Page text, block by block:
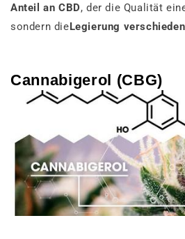
Anteil an CBD, der die Qualität
sondern dieLegierung
Cannabigerol (CBG)